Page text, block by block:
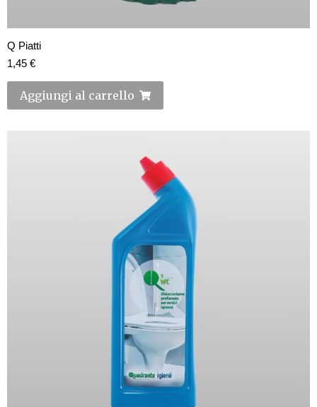
Q Piatti
1,45 €
Aggiungi al carrello